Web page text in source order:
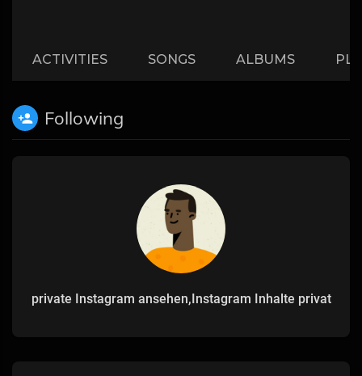
ACTIVITIES SONGS ALBUMS
Following
private Instagram ansehen,Instagram Inhalte privat